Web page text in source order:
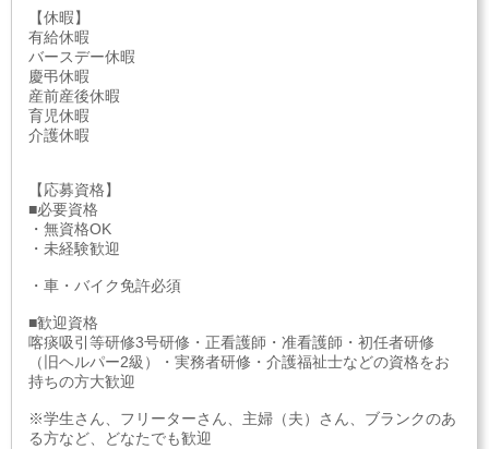
【休暇】
有給休暇
バースデー休暇
慶弔休暇
産前産後休暇
育児休暇
介護休暇
【応募資格】
■必要資格
・無資格OK
・未経験歓迎
・車・バイク免許必須
■歓迎資格
喀痰吸引等研修3号研修・正看護師・准看護師・初任者研修
（旧ヘルパー2級）・実務者研修・介護福祉士などの資格をお
持ちの方大歓迎
※学生さん、フリーターさん、主婦（夫）さん、ブランクのあ
る方など、どなたでも歓迎